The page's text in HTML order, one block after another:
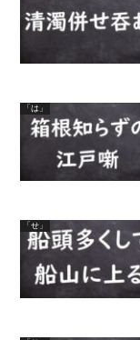
「は」
「せ」